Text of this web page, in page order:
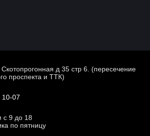
Скотопрогонная д 35 стр 6. (пересечение
проспекта и ТТК)
10-07
с 9 до 18
по пятницу